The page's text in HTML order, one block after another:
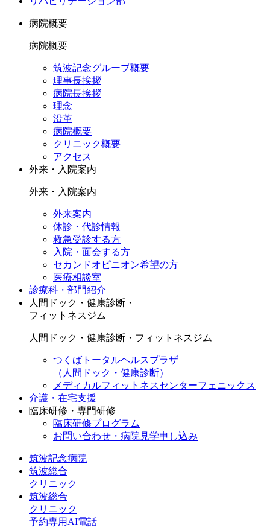
病院概要
病院概要
筑波記念グループ概要
理事長挨拶
病院長挨拶
理念
沿革
病院概要
クリニック概要
アクセス
外来・入院案内
外来・入院案内
外来案内
休診・代診情報
救急受診する方
入院・面会する方
セカンドオピニオン希望の方
医療相談室
診療科・部門紹介
人間ドック・健康診断・
フィットネスジム
人間ドック・健康診断・フィットネスジム
つくばトータルヘルスプラザ
（人間ドック・健康診断）
メディカルフィットネスセンターフェニックス
介護・在宅支援
臨床研修・専門研修
臨床研修プログラム
お問い合わせ・病院見学申し込み
筑波記念病院
筑波総合
クリニック
筑波総合
クリニック
予約専用AI電話